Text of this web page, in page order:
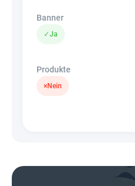
Banner
✓Ja
Produkte
×Nein